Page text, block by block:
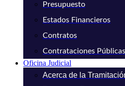
Presupuesto
Estados Financieros
Contratos
Contrataciones Públicas
Oficina Judicial
Acerca de la